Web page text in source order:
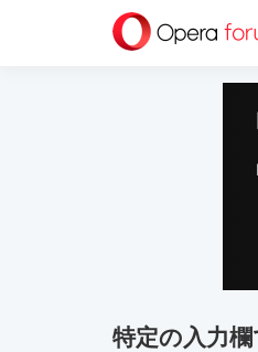
特定の入力